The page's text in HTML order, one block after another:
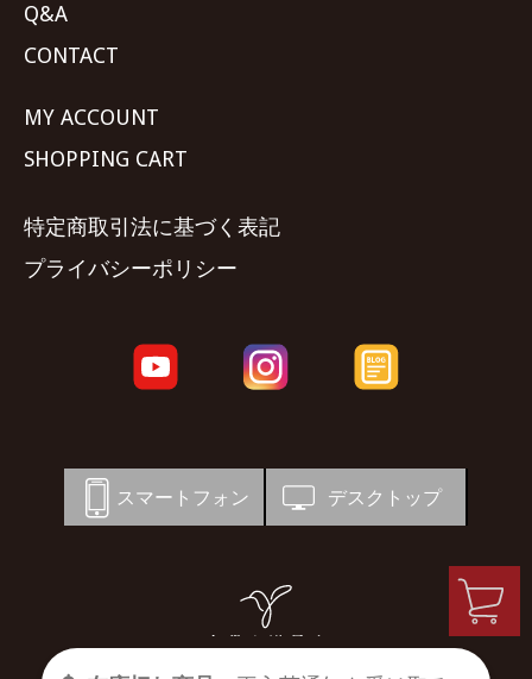
Q&A
CONTACT
MY ACCOUNT
SHOPPING CART
特定商取引法に基づく表記
プライバシーポリシー
スマートフォン デスクトップ